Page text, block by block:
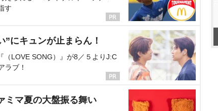
す
にキュンが止まらん！
（LOVE SONG）』が8／５よりJ:C
ラブ！
ミマ夏の大盤振る舞い